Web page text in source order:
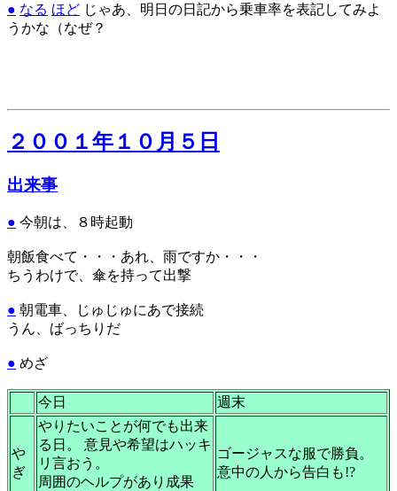
● なる ほど じゃあ、明日の日記から乗車率を表記してみよ
うかな（なぜ？
２００１年１０月５日
出来事
● 今朝は、８時起動
朝飯食べて・・・あれ、雨ですか・・・
ちうわけで、傘を持って出撃
● 朝電車、じゅじゅにあで接続
うん、ばっちりだ
● めざ
今日 週末
や
ぎ
やりたいことが何でも出来
る日。 意見や希望はハッキ
リ言おう。
周囲のヘルプがあり成果
ゴージャスな服で勝負。
意中の人から告白も!?